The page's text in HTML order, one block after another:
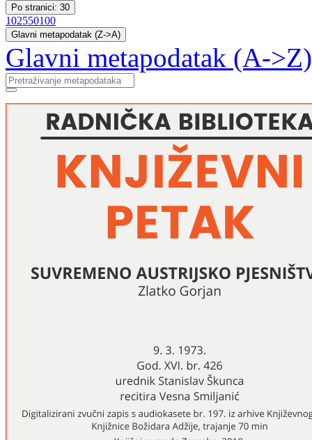
Po stranici: 30
102550100
Glavni metapodatak (Z->A)
Glavni metapodatak (A->Z)